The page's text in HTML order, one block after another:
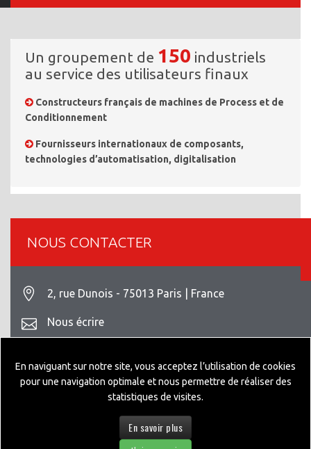
Un groupement de 150 industriels
au service des utilisateurs finaux
Constructeurs français de machines de Process et de
Conditionnement
Fournisseurs internationaux de composants,
technologies d’automatisation, digitalisation
NOUS CONTACTER
2, rue Dunois - 75013 Paris | France
Nous écrire
Mentions légales
En naviguant sur notre site, vous acceptez l’utilisation de cookies
pour une navigation optimale et nous permettre de réaliser des
statistiques de visites.
En savoir plus